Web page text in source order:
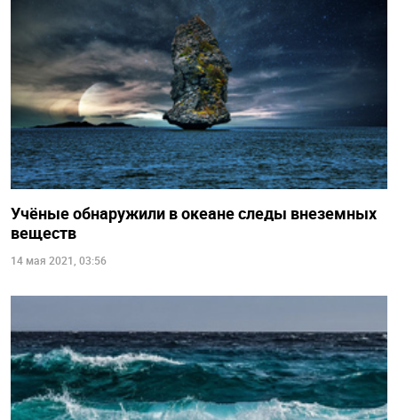
Учёные обнаружили в океане следы внеземных
веществ
14 мая 2021, 03:56